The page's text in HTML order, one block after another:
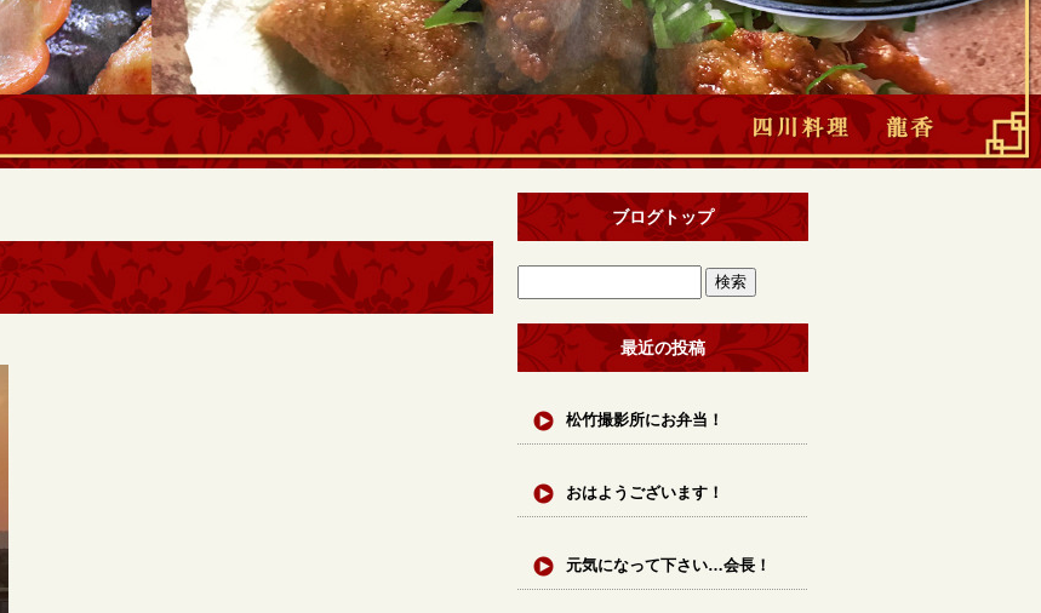
ブログトップ
最近の投稿
松竹撮影所にお弁当！
おはようございます！
元気になって下さい…会長！